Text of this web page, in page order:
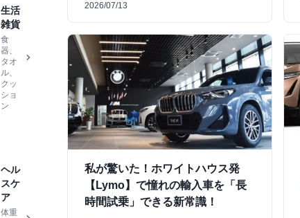
生活
雑貨
食
器、
タオ
ル、
クッ
ショ
ン
ヘル
スケ
ア
体重
2026/07/13
私が驚いた！ホワイトハウス発
【Lymo】で憧れの輸入車を「長
時間試乗」できる新常識！